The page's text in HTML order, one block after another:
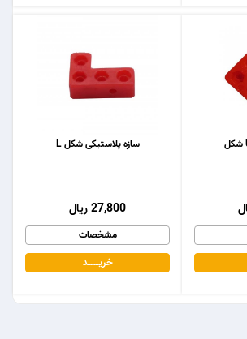
سازه پلاستیکی شکل L
27,800 ریال
مشخصات
خریـــــــد